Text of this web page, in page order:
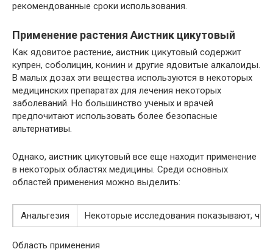
рекомендованные сроки использования.
Применение растения Аистник цикутовый
Как ядовитое растение, аистник цикутовый содержит
купрен, соболицин, кониин и другие ядовитые алкалоиды.
В малых дозах эти вещества используются в некоторых
медицинских препаратах для лечения некоторых
заболеваний. Но большинство ученых и врачей
предпочитают использовать более безопасные
альтернативы.
Однако, аистник цикутовый все еще находит применение
в некоторых областях медицины. Среди основных
областей применения можно выделить:
Анальгезия Некоторые исследования показывают,
Область применения